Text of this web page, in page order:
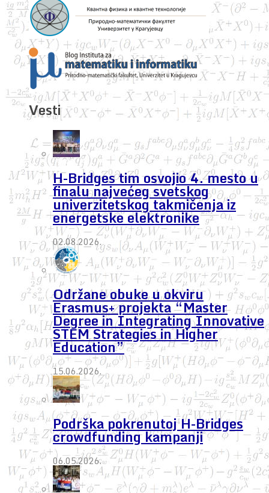
Vesti
H-Bridges tim osvojio 4. mesto u
finalu najvećeg svetskog
univerzitetskog takmičenja iz
energetske elektronike
02.08.2026.
Održane obuke u okviru
Erasmus+ projekta “Master
Degree in Integrating Innovative
STEM Strategies in Higher
Education”
15.06.2026.
Podrška pokrenutoj H-Bridges
crowdfunding kampanji
06.05.2026.